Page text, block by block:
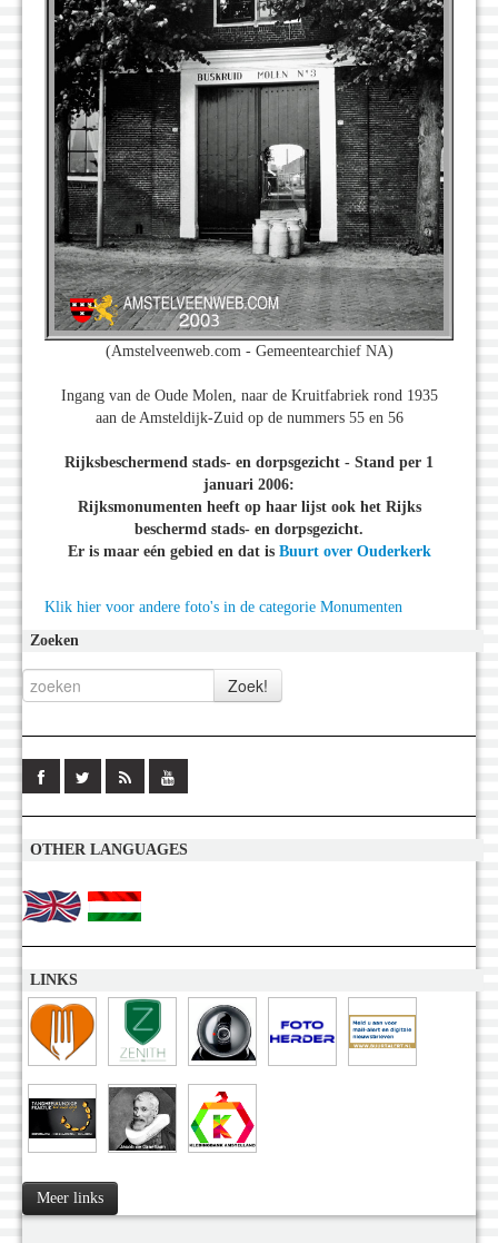
(Amstelveenweb.com - Gemeentearchief NA)
Ingang van de Oude Molen, naar de Kruitfabriek rond 1935
aan de Amsteldijk-Zuid op de nummers 55 en 56
Rijksbeschermend stads- en dorpsgezicht - Stand per 1
januari 2006:
Rijksmonumenten heeft op haar lijst ook het Rijks
beschermd stads- en dorpsgezicht.
Er is maar eén gebied en dat is Buurt over Ouderkerk
Klik hier voor andere foto's in de categorie Monumenten
Zoeken
OTHER LANGUAGES
LINKS
Meer links